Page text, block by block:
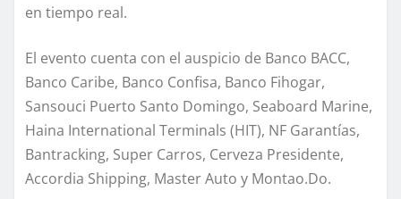
en tiempo real.
El evento cuenta con el auspicio de Banco BACC,
Banco Caribe, Banco Confisa, Banco Fihogar,
Sansouci Puerto Santo Domingo, Seaboard Marine,
Haina International Terminals (HIT), NF Garantías,
Bantracking, Super Carros, Cerveza Presidente,
Accordia Shipping, Master Auto y Montao.Do.